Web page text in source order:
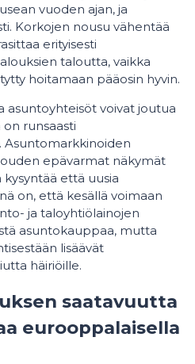
vuoden ajan, ja
Korkojen nousu vähentää
erityisesti
taloutta, vaikka
hoitamaan pääosin hyvin.
asuntoyhteisöt voivat joutua
runsaasti
Asuntomarkkinoiden
epävarmat näkymät
että uusia
on, että kesällä voimaan
ja taloyhtiölainojen
asuntokauppaa, mutta
lisäävät
häiriöille.
saatavuutta
eurooppalaisella